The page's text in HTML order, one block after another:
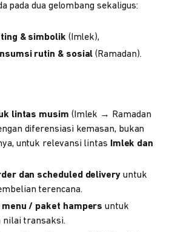
pada dua gelombang sekaligus:
& simbolik (Imlek),
rutin & sosial (Ramadan).
lintas musim (Imlek → Ramadan
diferensiasi kemasan, bukan
untuk relevansi lintas
Imlek dan
dan scheduled deliveryuntuk
terencana.
menu / paket hampers untuk
nilai transaksi.